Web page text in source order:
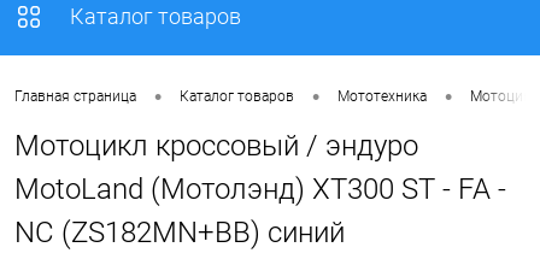
Каталог товаров
Главная страница • Каталог товаров • Мототехника •
Мотоцикл кроссовый / эндуро
MotoLand (Мотолэнд) XT300 ST - FA -
NC (ZS182MN+BB) синий